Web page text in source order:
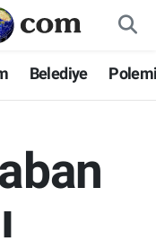
Belediye